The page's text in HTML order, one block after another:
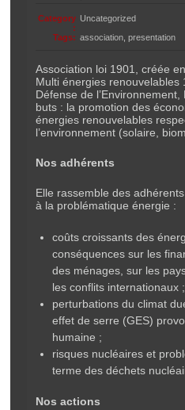
Category
:
Uncategorized
Tags: association ,presentation
Association loi 1901, créée
Multi énergies renouvelables
Défense de
buts : la promotion des
énergies renouvelables
l’environnement (solaire,
Nos adhérents
Elle rassemble des
à la problématique énergie :
coûts croissants des
conséquences sur les
des ménages, sur les
les conflits internationaux ;
perturbations du climat
effet de serre (GES)
humaine ;
risques nucléaires et
terme des déchets
Nos actions